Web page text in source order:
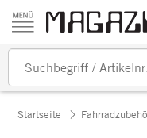
Zum Inhalt springen
Startseite